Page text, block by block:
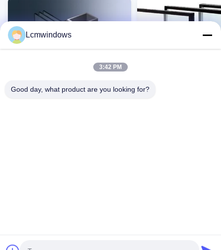
© 2026 HongKong LCM Construction Co., Limited. All Rights Reserved.
Lcmwindows
3:42 PM
Good day, what product are you looking for?